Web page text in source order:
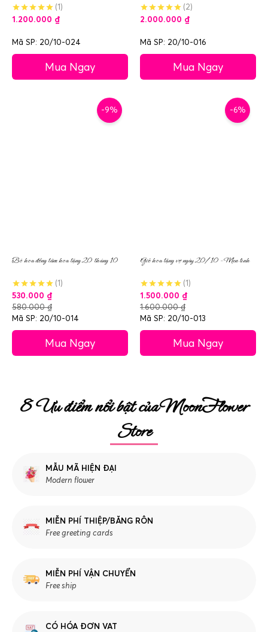
(1)
1.200.000 ₫
Mã SP: 20/10-024
Mua Ngay
(2)
2.000.000 ₫
Mã SP: 20/10-016
Mua Ngay
-9%
Bó hoa đồng tâm hoa tặng 20 tháng 10
(1)
530.000 ₫
580.000₫
Mã SP: 20/10-014
Mua Ngay
-6%
Giỏ hoa tặng vợ ngày 20/10 – Men tình
(1)
1.500.000 ₫
1.600.000₫
Mã SP: 20/10-013
Mua Ngay
8 Ưu điểm nổi bật của MoonFlower
Store
MẪU MÃ HIỆN ĐẠI
Modern flower
MIỄN PHÍ THIỆP/BĂNG RÔN
Free greeting cards
MIỄN PHÍ VẬN CHUYỂN
Free ship
CÓ HÓA ĐƠN VAT